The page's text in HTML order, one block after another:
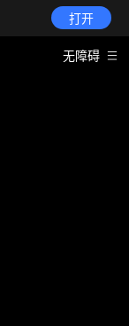
打开
无障碍